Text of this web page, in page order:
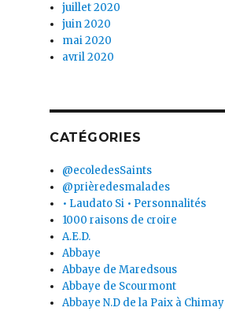
juillet 2020
juin 2020
mai 2020
avril 2020
CATÉGORIES
@ecoledesSaints
@prièredesmalades
• Laudato Si • Personnalités
1000 raisons de croire
A.E.D.
Abbaye
Abbaye de Maredsous
Abbaye de Scourmont
Abbaye N.D de la Paix à Chimay